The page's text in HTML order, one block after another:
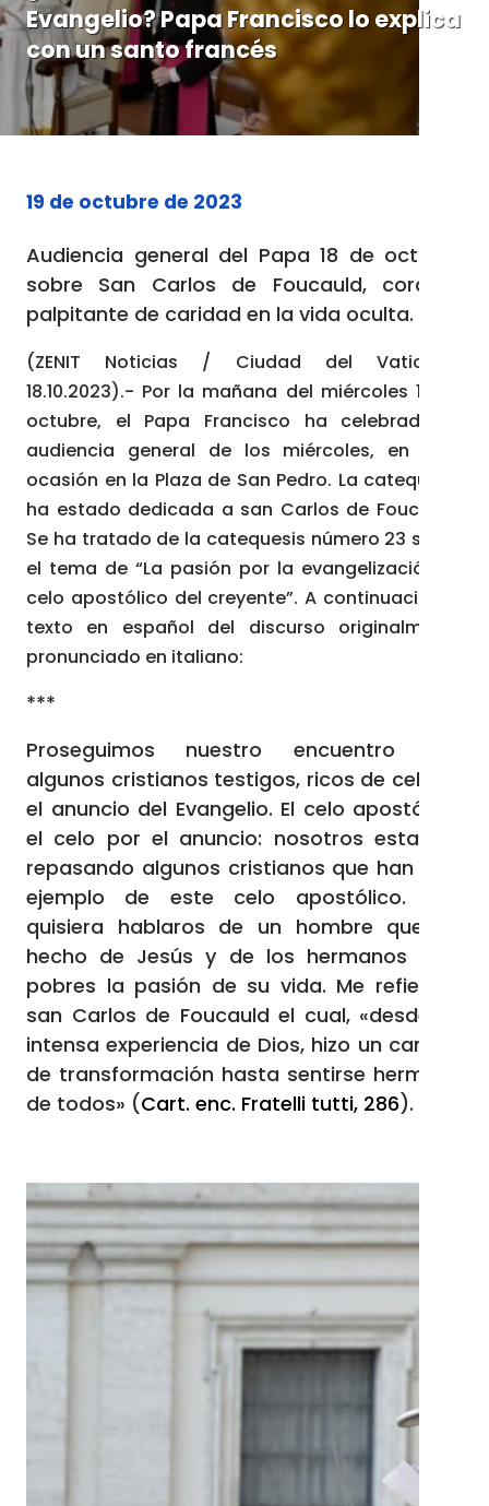
Evangelio? Papa Francisco lo explica
con un santo francés
19 de octubre de 2023
Audiencia general del Papa 18 de octubre
sobre San Carlos de Foucauld, corazón
palpitante de caridad en la vida oculta.
(ZENIT Noticias / Ciudad del Vaticano,
18.10.2023).- Por la mañana del miércoles 18 de
octubre, el Papa Francisco ha celebrado la
audiencia general de los miércoles, en esta
ocasión en la Plaza de San Pedro. La catequesis
ha estado dedicada a san Carlos de Foucauld.
Se ha tratado de la catequesis número 23 sobre
el tema de “La pasión por la evangelización: el
celo apostólico del creyente”. A continuación el
texto en español del discurso originalmente
pronunciado en italiano:
***
Proseguimos nuestro encuentro con
algunos cristianos testigos, ricos de celo en
el anuncio del Evangelio. El celo apostólico,
el celo por el anuncio: nosotros estamos
repasando algunos cristianos que han sido
ejemplo de este celo apostólico. Hoy
quisiera hablaros de un hombre que ha
hecho de Jesús y de los hermanos más
pobres la pasión de su vida. Me refiero a
san Carlos de Foucauld el cual, «desde su
intensa experiencia de Dios, hizo un camino
de transformación hasta sentirse hermano
de todos» (Cart. enc. Fratelli tutti, 286).